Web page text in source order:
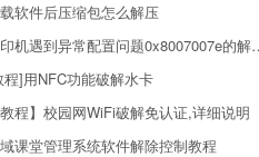
软件后压缩包怎么解压
机遇到异常配置问题0x8007007e的解决方
程]用NFC功能破解水卡
教程】校园网WiFi破解免认证,详细说明
课堂管理系统软件解除控制教程